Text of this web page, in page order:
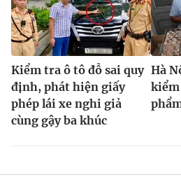
Kiểm tra ô tô đỗ sai quy
định, phát hiện giấy
phép lái xe nghi giả
cùng gậy ba khúc
Hà